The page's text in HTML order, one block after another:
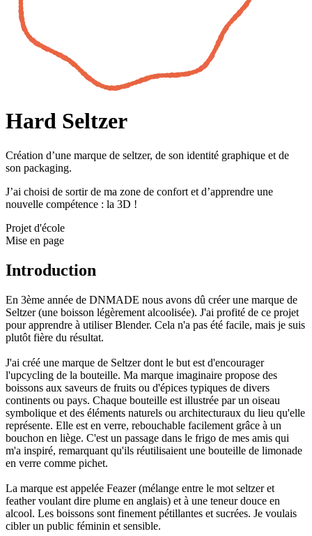
Hard Seltzer
Création d’une marque de seltzer, de son identité graphique et de
son packaging.
J’ai choisi de sortir de ma zone de confort et d’apprendre une
nouvelle compétence : la 3D !
Projet d'école
Mise en page
Introduction
En 3ème année de DNMADE nous avons dû créer une marque de
Seltzer (une boisson légèrement alcoolisée). J'ai profité de ce projet
pour apprendre à utiliser Blender. Cela n'a pas été facile, mais je suis
plutôt fière du résultat.
J'ai créé une marque de Seltzer dont le but est d'encourager
l'upcycling de la bouteille. Ma marque imaginaire propose des
boissons aux saveurs de fruits ou d'épices typiques de divers
continents ou pays. Chaque bouteille est illustrée par un oiseau
symbolique et des éléments naturels ou architecturaux du lieu qu'elle
représente. Elle est en verre, rebouchable facilement grâce à un
bouchon en liège. C'est un passage dans le frigo de mes amis qui
m'a inspiré, remarquant qu'ils réutilisaient une bouteille de limonade
en verre comme pichet.
La marque est appelée Feazer (mélange entre le mot seltzer et
feather voulant dire plume en anglais) et à une teneur douce en
alcool. Les boissons sont finement pétillantes et sucrées. Je voulais
cibler un public féminin et sensible.